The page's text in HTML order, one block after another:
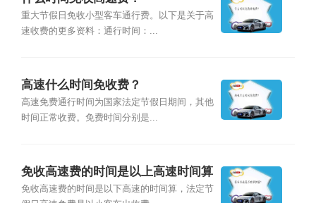
重大节假日免收小型客车通行费。以下是关于高
速收费的更多资料：通行时间：...
高速什么时间免收费？
高速免费通行时间为国家法定节假日期间，其他
时间正常收费。免费时间分别是...
免收高速费的时间是以上高速时间算
还是下高速时间算？
免收高速费的时间是以下高速的时间算，法定节